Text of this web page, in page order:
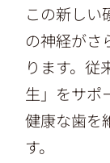
この新しい
の神経がさ
ります。従
生」をサポ
健康な歯を
す。